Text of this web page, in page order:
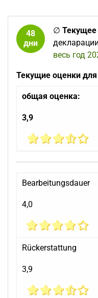
48
дни
∅ Текущее
весь год
Текущие оценки для
общая оценка:
3,9
Bearbeitungsdauer
4,0
Rückerstattung
3,9